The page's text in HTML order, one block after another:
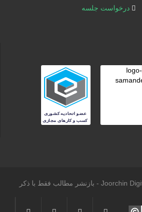
درخواست جلسه
Joorchin Digital Marketing Agency - بازنشر مطالب فقط با ذکر